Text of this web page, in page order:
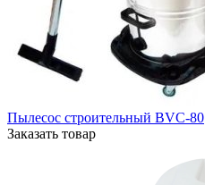
Пылесос строительный BVC-80
Заказать товар